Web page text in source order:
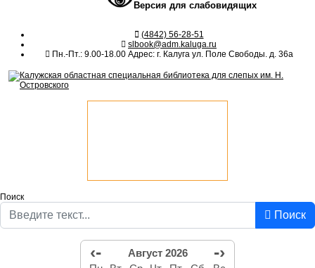
Версия для слабовидящих
(4842) 56-28-51
slbook@adm.kaluga.ru
Пн.-Пт.: 9.00-18.00 Адрес: г. Калуга ул. Поле Свободы. д. 36а
Поиск
Поиск
‹- Август 2026 -›